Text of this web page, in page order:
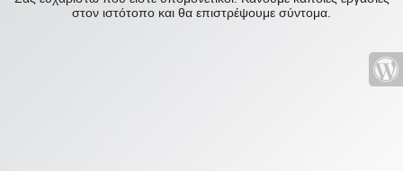
στον ιστότοπο και θα επιστρέψουμε σύντομα.